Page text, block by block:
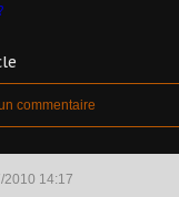
commentaire
2010 14:17